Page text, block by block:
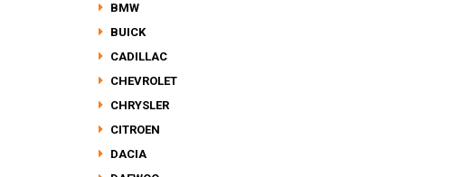
BMW
BUICK
CADILLAC
CHEVROLET
CHRYSLER
CITROEN
DACIA